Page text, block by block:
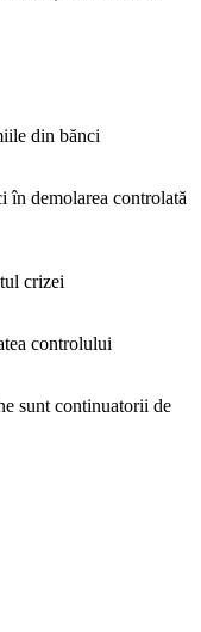
din bănci
demolarea controlată
crizei
controlului
sunt continuatorii de